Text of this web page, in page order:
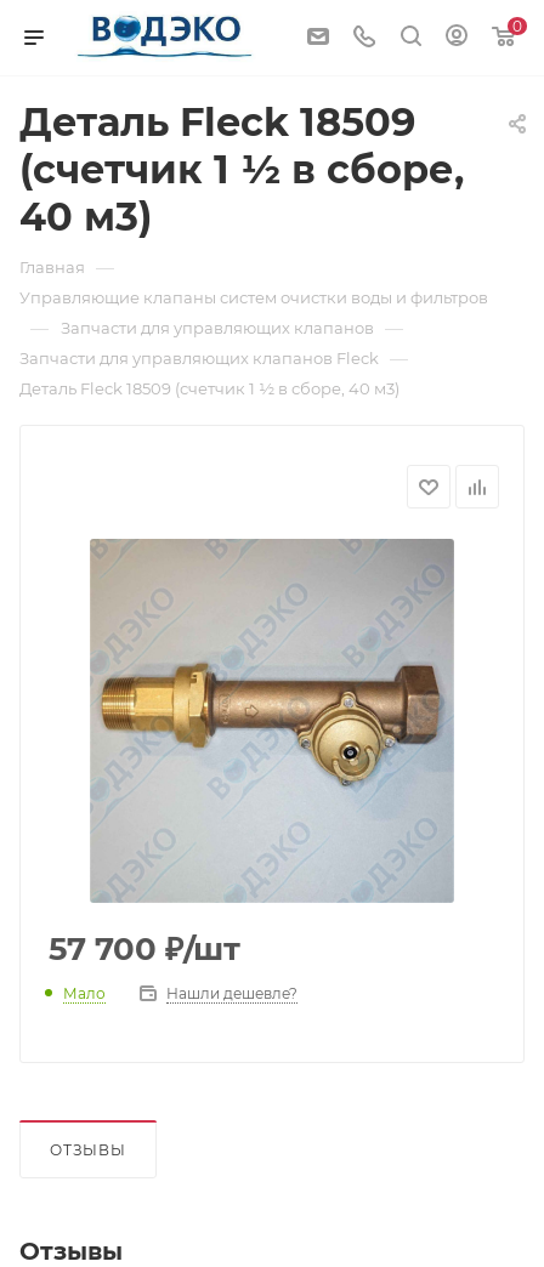
0
Деталь Fleck 18509
(счетчик 1 ½ в сборе,
40 м3)
Главная —
Управляющие клапаны систем очистки воды и фильтров
— Запчасти для управляющих клапанов —
Запчасти для управляющих клапанов Fleck —
Деталь Fleck 18509 (счетчик 1 ½ в сборе, 40 м3)
57 700 ₽/шт
Мало Нашли дешевле?
ОТЗЫВЫ
Отзывы